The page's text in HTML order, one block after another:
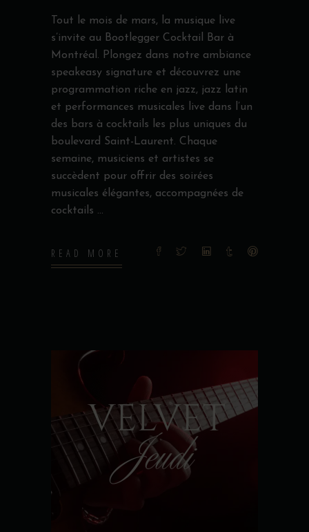
Tout le mois de mars, la musique live
s’invite au Bootlegger Cocktail Bar à
Montréal. Plongez dans notre ambiance
speakeasy signature et découvrez une
programmation riche en jazz, jazz latin
et performances musicales live dans l’un
des bars à cocktails les plus uniques du
boulevard Saint-Laurent. Chaque
semaine, musiciens et artistes se
succèdent pour offrir des soirées
musicales élégantes, accompagnées de
cocktails
READ MORE